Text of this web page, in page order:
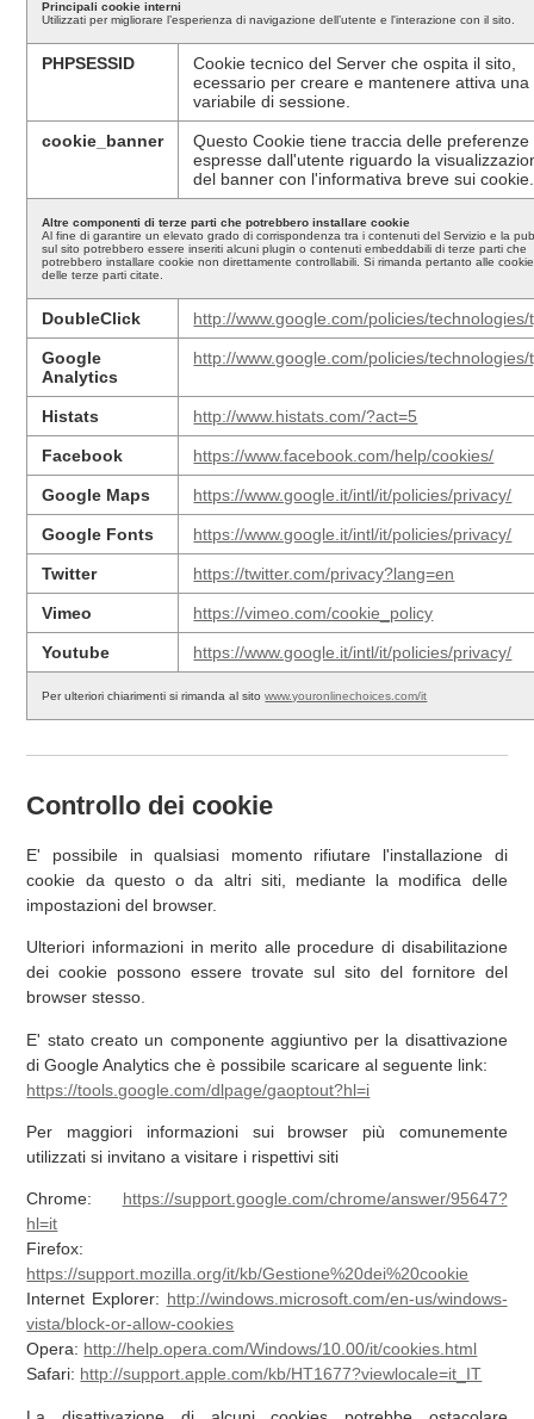
Principali cookie interni
Utilizzati per migliorare l’esperienza di navigazione dell’utente e l'interazione con il sito.
PHPSESSID
Cookie tecnico del Server che ospita il sito,
ecessario per creare e mantenere attiva una
variabile di sessione.
cookie_banner
Questo Cookie tiene traccia delle preferenze
espresse dall'utente riguardo la
del banner con l'informativa breve sui cookie.
Altre componenti di terze parti che potrebbero installare cookie
Al fine di garantire un elevato grado di corrispondenza tra i contenuti del Servizio e la
sul sito potrebbero essere inseriti alcuni plugin o contenuti embeddabili di terze parti che
potrebbero installare cookie non direttamente controllabili. Si rimanda pertanto alle
delle terze parti citate.
DoubleClick http://www.google.com/policies/technologies/
Google
Analytics
http://www.google.com/policies/technologies/
Histats http://www.histats.com/?act=5
Facebook https://www.facebook.com/help/cookies/
Google Maps https://www.google.it/intl/it/policies/privacy/
Google Fonts https://www.google.it/intl/it/policies/privacy/
Twitter https://twitter.com/privacy?lang=en
Vimeo https://vimeo.com/cookie_policy
Youtube https://www.google.it/intl/it/policies/privacy/
Per ulteriori chiarimenti si rimanda al sitowww.youronlinechoices.com/it
Controllo dei cookie
E' possibile in qualsiasi momento rifiutare l'installazione di
cookie da questo o da altri siti, mediante la modifica delle
impostazioni del browser.
Ulteriori informazioni in merito alle procedure di disabilitazione
dei cookie possono essere trovate sul sito del fornitore del
browser stesso.
E' stato creato un componente aggiuntivo per la disattivazione
di Google Analytics che è possibile scaricare al seguente link:
https://tools.google.com/dlpage/gaoptout?hl=i
Per maggiori informazioni sui browser più comunemente
utilizzati si invitano a visitare i rispettivi siti
Chrome: https://support.google.com/chrome/answer/95647?
hl=it
Firefox:
https://support.mozilla.org/it/kb/Gestione%20dei%20cookie
Internet Explorer: http://windows.microsoft.com/en-us/windows-
vista/block-or-allow-cookies
Opera: http://help.opera.com/Windows/10.00/it/cookies.html
Safari: http://support.apple.com/kb/HT1677?viewlocale=it_IT